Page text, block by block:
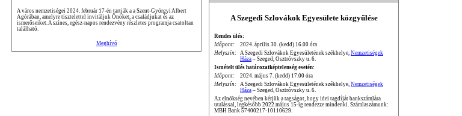
A város nemzetiségei 2024. február 17-én tartják a a Szent-Györgyi Albert
Agórában, amelyre tisztelettel invitáljuk Önöket, a családjukat és az
ismerőseiket. A színes, egész-napos rendezvény részletes programja csatoltan
található.
Meghívó
A Szegedi Szlovákok Egyesülete közgyűlése
Rendes ülés:
Időpont:
2024. április 30. (kedd) 16.00 óra
Helyszín:
A Szegedi Szlovákok Egyesületének székhelye, Nemzetiségek
Háza – Szeged, Osztróvszky u. 6.
Ismételt ülés határozatképtelenség esetén:
Időpont:
2024. május 7. (kedd) 17.00 óra
Helyszín:
A Szegedi Szlovákok Egyesületének székhelye, Nemzetiségek
Háza – Szeged, Osztróvszky u. 6.
Az elnökség nevében kérjük a tagságot, hogy idei tagdíját bankszámlára
utalással, legkésőbb 2022.május 15-ig rendezze mindenki. Számlaszámunk:
MBH Bank 57400217-10110629.